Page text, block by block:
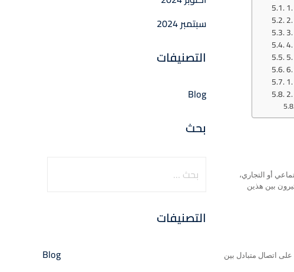
أو التجاري،
بين هذين
اتصال متبادل بين
سبتمبر 2024
التصنيفات
Blog
بحث
التصنيفات
Blog